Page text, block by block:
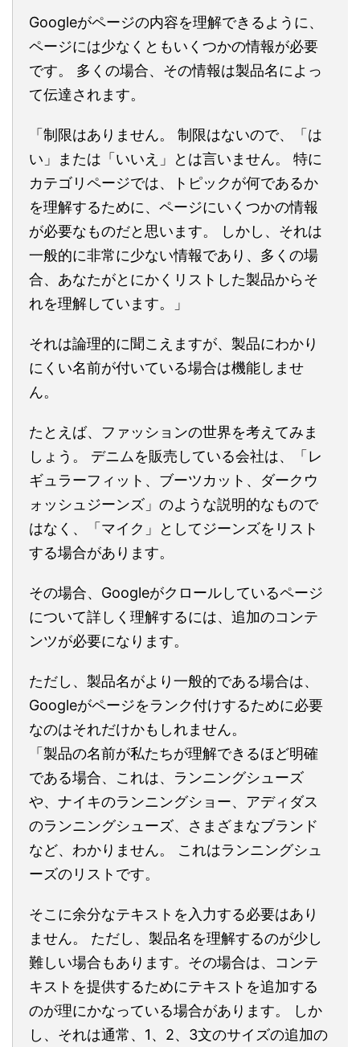
Googleがページの内容を理解できるように、
ページには少なくともいくつかの情報が必要
です。 多くの場合、その情報は製品名によっ
て伝達されます。
「制限はありません。 制限はないので、「は
い」または「いいえ」とは言いません。 特に
カテゴリページでは、トピックが何であるか
を理解するために、ページにいくつかの情報
が必要なものだと思います。 しかし、それは
一般的に非常に少ない情報であり、多くの場
合、あなたがとにかくリストした製品からそ
れを理解しています。」
それは論理的に聞こえますが、製品にわかり
にくい名前が付いている場合は機能しませ
ん。
たとえば、ファッションの世界を考えてみま
しょう。 デニムを販売している会社は、「レ
ギュラーフィット、ブーツカット、ダークウ
ォッシュジーンズ」のような説明的なもので
はなく、「マイク」としてジーンズをリスト
する場合があります。
その場合、Googleがクロールしているページ
について詳しく理解するには、追加のコンテ
ンツが必要になります。
ただし、製品名がより一般的である場合は、
Googleがページをランク付けするために必要
なのはそれだけかもしれません。
「製品の名前が私たちが理解できるほど明確
である場合、これは、ランニングシューズ
や、ナイキのランニングショー、アディダス
のランニングシューズ、さまざまなブランド
など、わかりません。 これはランニングシュ
ーズのリストです。
そこに余分なテキストを入力する必要はあり
ません。 ただし、製品名を理解するのが少し
難しい場合もあります。その場合は、コンテ
キストを提供するためにテキストを追加する
のが理にかなっている場合があります。 しか
し、それは通常、1、2、3文のサイズの追加の